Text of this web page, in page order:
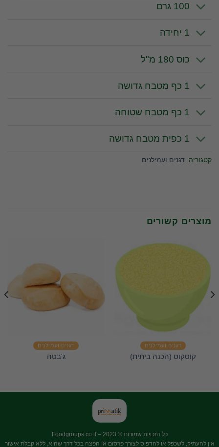
100 גרם
1 יחידה
כוס 180 מ"ל
1 כף מטבח גדושה
1 כף מטבח שטוחה
1 כפית מטבח גדושה
קטגוריה: דגנים ועמילנים
מוצרים קשורים
דגנים ועמילנים
קוסקוס (הכנה ביתית)
דגנים ועמילנים
ג'בטה
כל הזכויות שמורות © 2023 –
Foodgroups.co.il
אין להעתיק, לשכפל או להדפיס לצורך פרסום או הפצה בכל דרך שהיא, ללא קבלת אישור